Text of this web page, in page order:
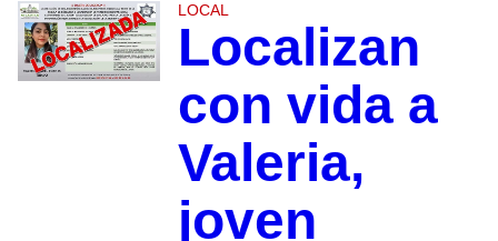
LOCAL
Localizan
con vida a
Valeria,
joven